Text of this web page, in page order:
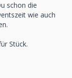
schon die
wie auch
Stück.